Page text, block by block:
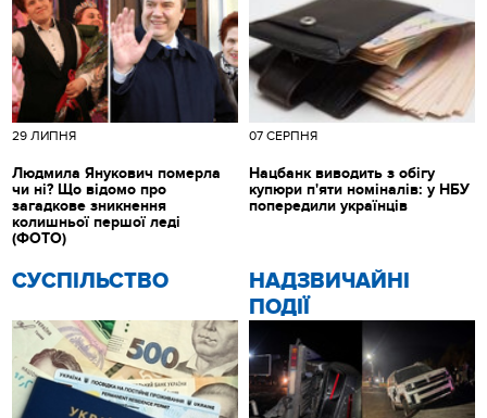
CУСПІЛЬСТВО
НАДЗВИЧАЙНІ
ПОДІЇ
29 ЛИПНЯ
Людмила Янукович померла
чи ні? Що відомо про
загадкове зникнення
колишньої першої леді
(ФОТО)
07 СЕРПНЯ
Нацбанк виводить з обігу
купюри п'яти номіналів: у НБУ
попередили українців